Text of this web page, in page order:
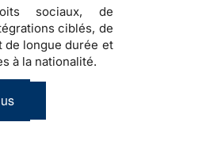
sociaux, de
ciblés, de
de longue durée et
à la nationalité.